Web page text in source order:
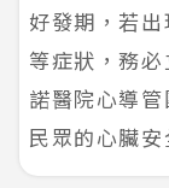
好發期，若
等症狀，務
諾醫院心導
民眾的心臟安